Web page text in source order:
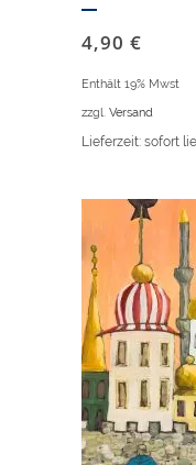
4,90 €
Enthält 19% Mwst
zzgl. Versand
Lieferzeit: sofort